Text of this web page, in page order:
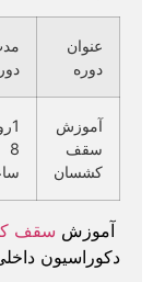
عنوان
دوره
آموزش
سقف
کشسان
8
آموزش سقف
دکوراسیون